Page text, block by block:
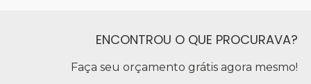
ENCONTROU O QUE PROCURAVA?
Faça seu orçamento grátis agora mesmo!